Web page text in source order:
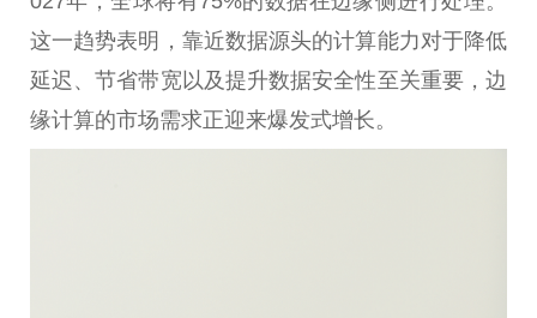
这一趋势表明，靠近数据源头的计算能力对于降低
延迟、节省带宽以及提升数据安全性至关重要，边
缘计算的市场需求正迎来爆发式增长。